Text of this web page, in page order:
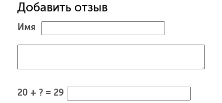
Добавить отзыв
Имя
20 + ? = 29